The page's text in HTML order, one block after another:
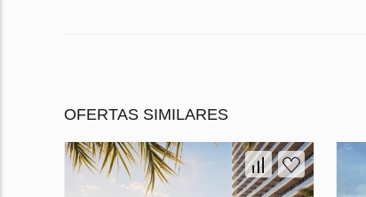
OFERTAS SIMILARES